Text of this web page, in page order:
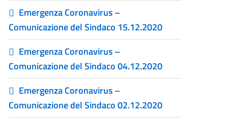
Emergenza Coronavirus –
Comunicazione del Sindaco 15.12.2020
Emergenza Coronavirus –
Comunicazione del Sindaco 04.12.2020
Emergenza Coronavirus –
Comunicazione del Sindaco 02.12.2020